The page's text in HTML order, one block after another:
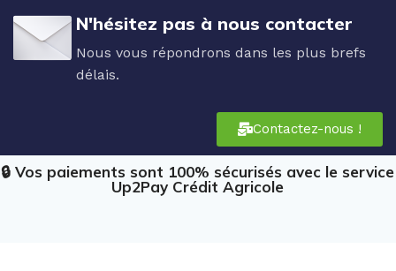
N'hésitez pas à nous contacter
Nous vous répondrons dans les plus brefs
délais.
Contactez-nous !
🔒 Vos paiements sont 100% sécurisés avec le service
Up2Pay Crédit Agricole